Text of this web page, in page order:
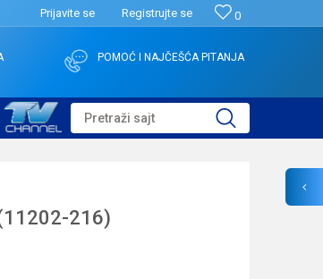
0
Prijavite se Registrujte se
POMOĆ I NAJČEŠĆA PITANJA
Pretraži sajt
216)